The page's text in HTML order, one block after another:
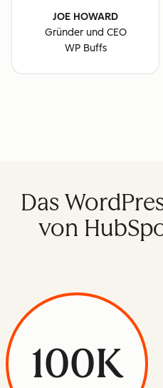
JOE HOWARD
Gründer und CEO
WP Buffs
Das
von
100K